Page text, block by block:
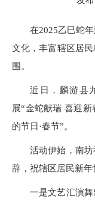
在2025乙巳蛇
文化，丰富辖区居
围。
近日，麟游县
展“金蛇献瑞 喜迎
的节日·春节”。
活动伊始，南
辞，祝辖区居民新年
一是文艺汇演